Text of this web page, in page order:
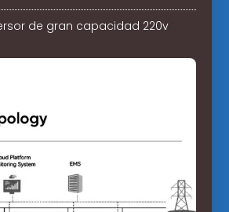
de gran capacidad 220v